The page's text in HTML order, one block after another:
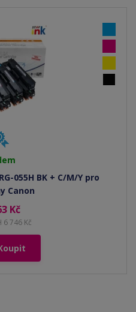
055H BK + C/M/Y pro
Canon
Kč
6 746 Kč